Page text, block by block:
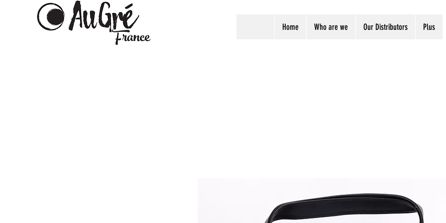
Home Who are we Our Distributors Plus